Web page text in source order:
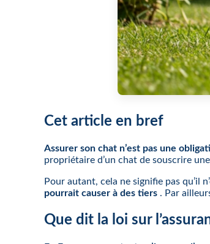
Cet article en bref
Assurer son chat n’est pas une
propriétaire d’un chat de souscrire
Pour autant, cela ne signifie pas qu’il
pourrait causer à des tiers . Par
Que dit la loi sur